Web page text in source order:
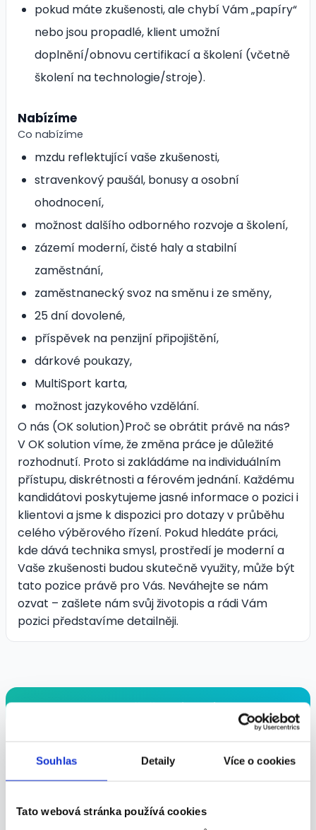
Souhlas Detaily Více o cookies
Tato webová stránka používá cookies
pokud máte zkušenosti, ale chybí Vám „papíry“
nebo jsou propadlé, klient umožní
doplnění/obnovu certifikací a školení (včetně
školení na technologie/stroje).
Nabízíme
Co nabízíme
mzdu reflektující vaše zkušenosti,
stravenkový paušál, bonusy a osobní
ohodnocení,
možnost dalšího odborného rozvoje a školení,
zázemí moderní, čisté haly a stabilní
zaměstnání,
zaměstnanecký svoz na směnu i ze směny,
25 dní dovolené,
příspěvek na penzijní připojištění,
dárkové poukazy,
MultiSport karta,
možnost jazykového vzdělání.
O nás (OK solution)Proč se obrátit právě na nás?
V OK solution víme, že změna práce je důležité
rozhodnutí. Proto si zakládáme na individuálním
přístupu, diskrétnosti a férovém jednání. Každému
kandidátovi poskytujeme jasné informace o pozici i
klientovi a jsme k dispozici pro dotazy v průběhu
celého výběrového řízení. Pokud hledáte práci,
kde dává technika smysl, prostředí je moderní a
Vaše zkušenosti budou skutečně využity, může být
tato pozice právě pro Vás. Neváhejte se nám
ozvat – zašlete nám svůj životopis a rádi Vám
pozici představíme detailněji.
Odpovědět na inzerát
Shrnutí nabídky
Pracovník ve strojírenství